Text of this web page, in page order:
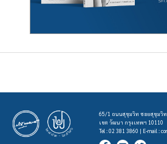
65/1 ถนนสุขุมวิท ซอยสุขุมวิท
เขต วัฒนา กรุงเทพฯ 10110
Tel : 02 381 3860 | E-mail :